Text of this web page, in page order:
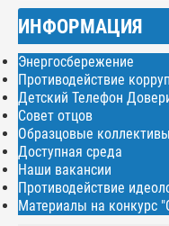
ИНФОРМАЦИЯ
Энергосбережение
Противодействие
Детский Телефон
Совет отцов
Образцовые коллективы
Доступная среда
Наши вакансии
Противодействие
Материалы на конкурс